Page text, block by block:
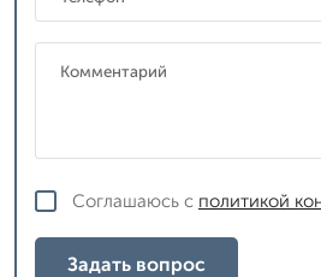
Соглашаюсь с политикой
Задать вопрос